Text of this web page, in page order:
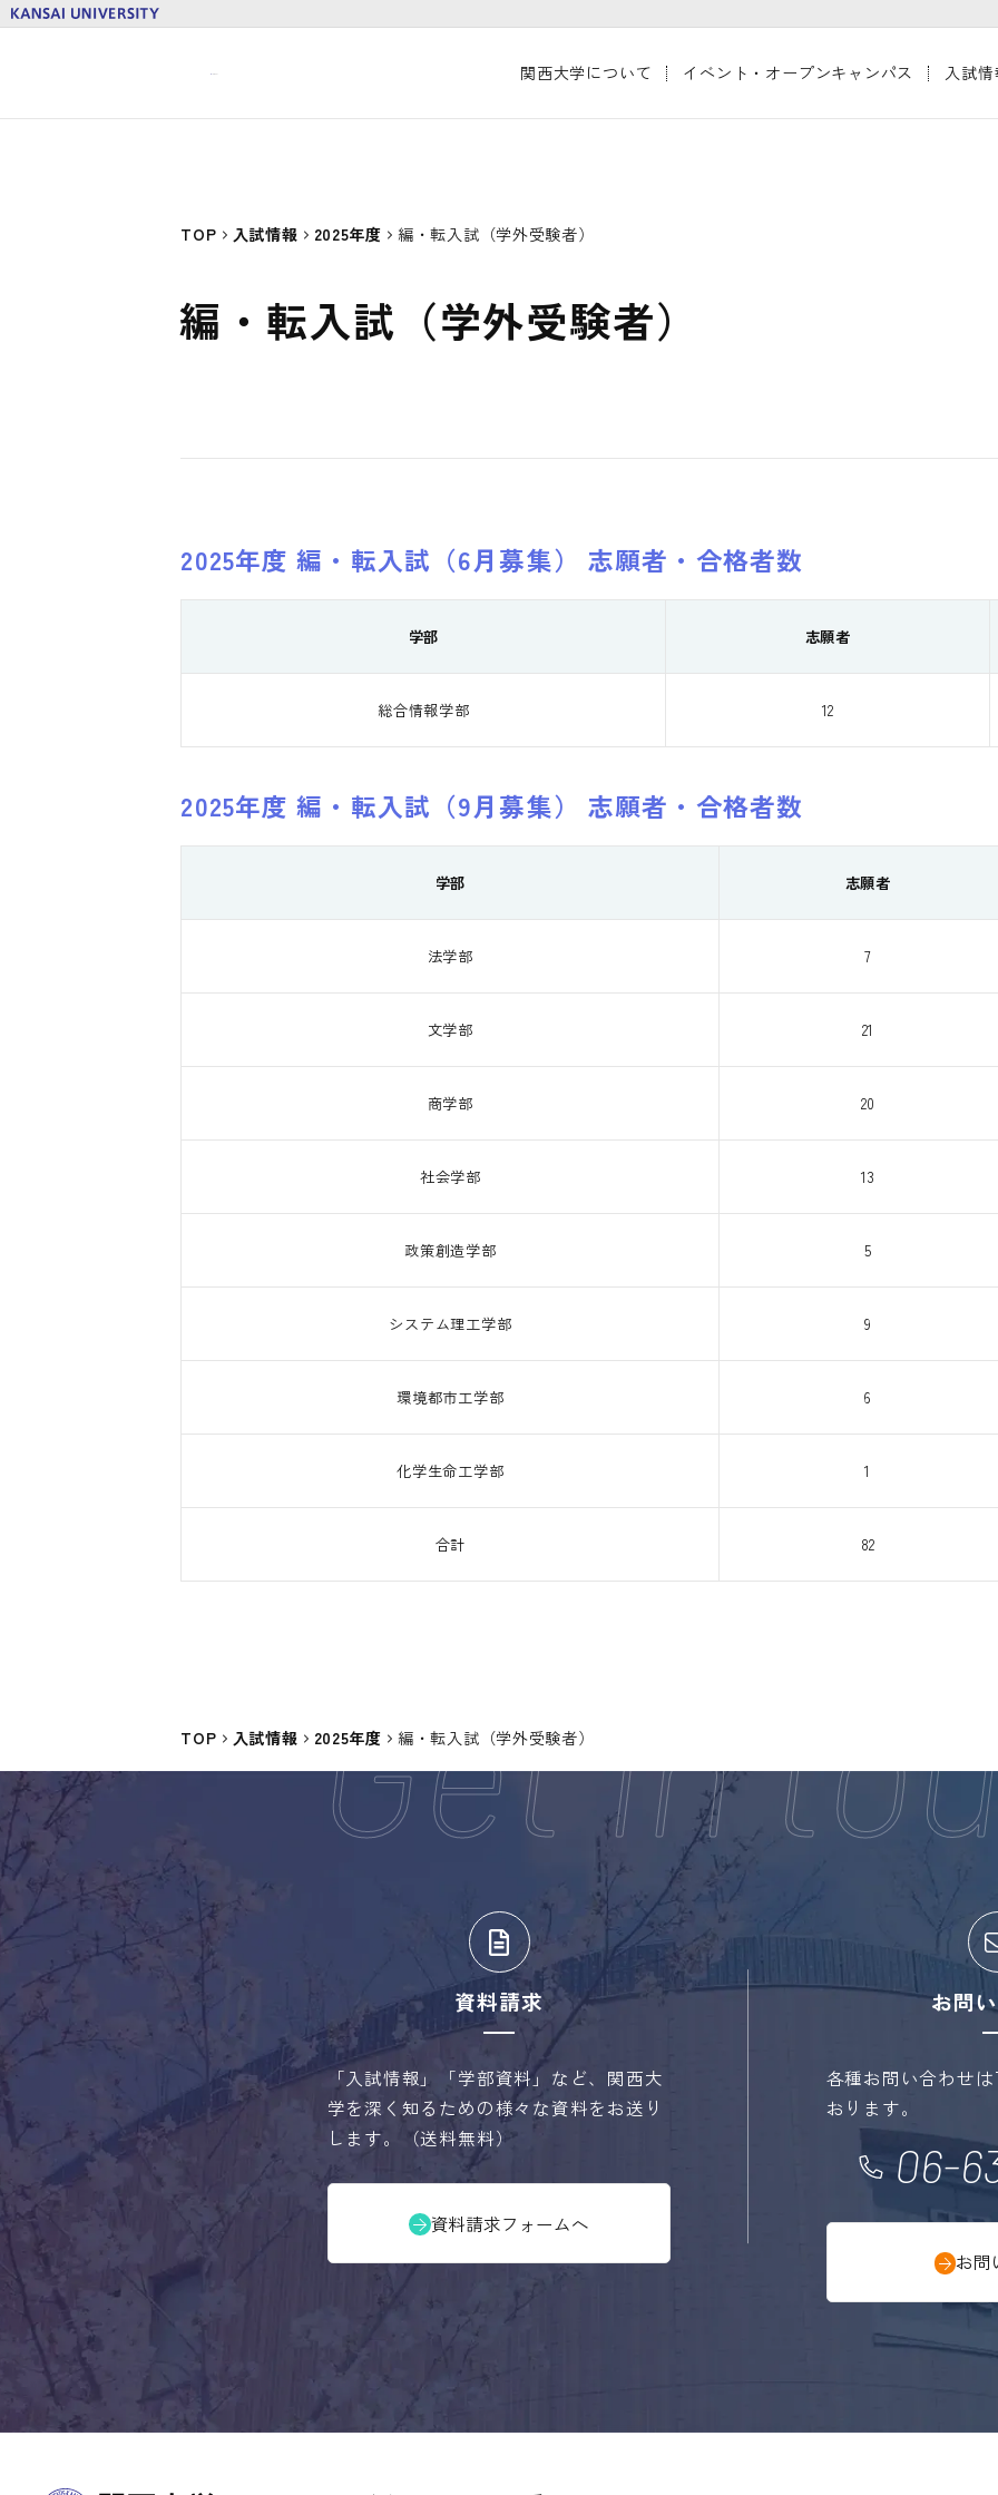
関西大学について イベント・オープンキャンパス 入試
TOP 入試情報 2025年度 編・転入試（学外受験者）
編・転入試（学外受験者）
2025年度 編・転入試（6月募集） 志願者・合格者数
学部 志願者
総合情報学部 12
2025年度 編・転入試（9月募集） 志願者・合格者数
学部 志願者
法学部 7
文学部 21
商学部 20
社会学部 13
政策創造学部 5
システム理工学部 9
環境都市工学部 6
化学生命工学部 1
合計 82
TOP 入試情報 2025年度 編・転入試（学外受験者）
資料請求
「入試情報」「学部資料」など、関西大
学を深く知るための様々な資料をお送り
します。（送料無料）
資料請求フォームへ
お問
各種お問い合わせ
おります。
06-
お問